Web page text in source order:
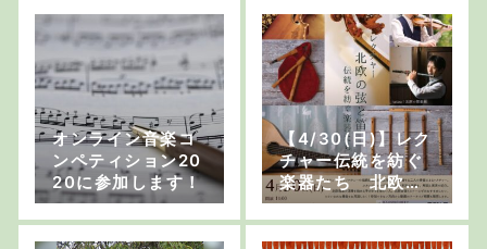
オンライン音楽コ
ンペティション20
20に参加します！
【4/30(日)】レク
チャー伝統を紡ぐ
楽器たち 北欧の
弦と笛